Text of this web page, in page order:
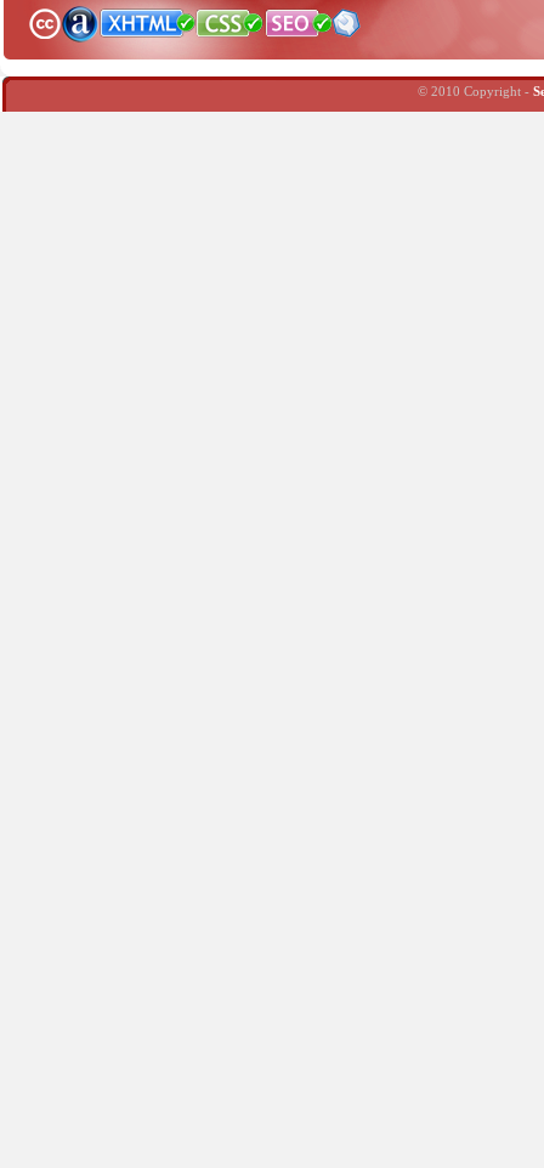
© 2010 Copyright -